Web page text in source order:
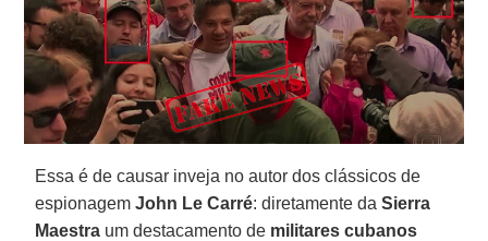
Essa é de causar inveja no autor dos clássicos de
espionagemJohn Le Carré: diretamente daSierra
Maestra um destacamento de militares cubanos